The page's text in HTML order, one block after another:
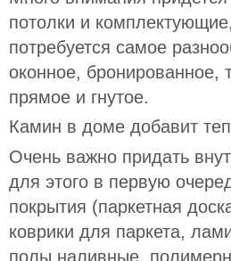
потолки и
потребуется самое
оконное, бронированное,
прямое и гнутое.
Камин в доме добавит
Очень важно придать
для этого в первую
покрытия (паркетная
коврики для паркета,
полы наливные,